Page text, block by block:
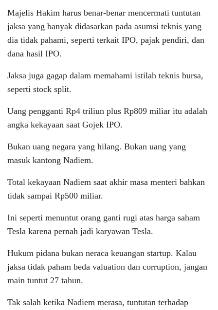
Majelis Hakim harus benar-benar mencermati tuntutan
jaksa yang banyak didasarkan pada asumsi teknis yang
dia tidak pahami, seperti terkait IPO, pajak pendiri, dan
dana hasil IPO.
Jaksa juga gagap dalam memahami istilah teknis bursa,
seperti stock split.
Uang pengganti Rp4 triliun plus Rp809 miliar itu adalah
angka kekayaan saat Gojek IPO.
Bukan uang negara yang hilang. Bukan uang yang
masuk kantong Nadiem.
Total kekayaan Nadiem saat akhir masa menteri bahkan
tidak sampai Rp500 miliar.
Ini seperti menuntut orang ganti rugi atas harga saham
Tesla karena pernah jadi karyawan Tesla.
Hukum pidana bukan neraca keuangan startup. Kalau
jaksa tidak paham beda valuation dan corruption, jangan
main tuntut 27 tahun.
Tak salah ketika Nadiem merasa, tuntutan terhadap